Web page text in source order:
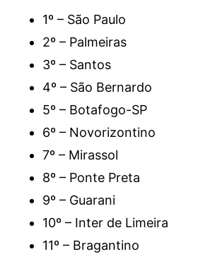
1º – São Paulo
2º – Palmeiras
3º – Santos
4º – São Bernardo
5º – Botafogo-SP
6º – Novorizontino
7º – Mirassol
8º – Ponte Preta
9º – Guarani
10º – Inter de Limeira
11º – Bragantino